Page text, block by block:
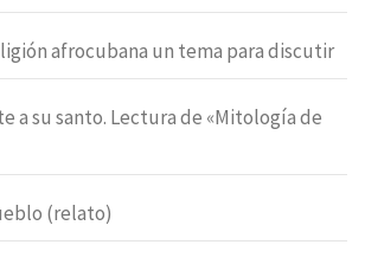
afrocubana un tema para discutir
a su santo. Lectura de «Mitología de
(relato)